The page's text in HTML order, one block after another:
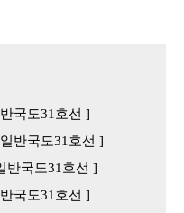
국도31호선 ]
반국도31호선 ]
반국도31호선 ]
국도31호선 ]